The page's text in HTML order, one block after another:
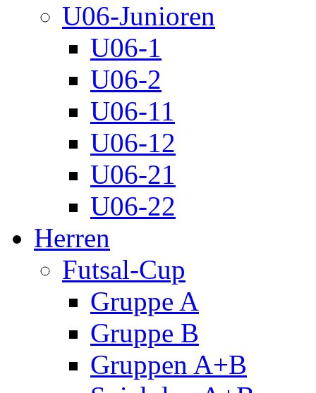
U06-Junioren
U06-1
U06-2
U06-11
U06-12
U06-21
U06-22
Herren
Futsal-Cup
Gruppe A
Gruppe B
Gruppen A+B